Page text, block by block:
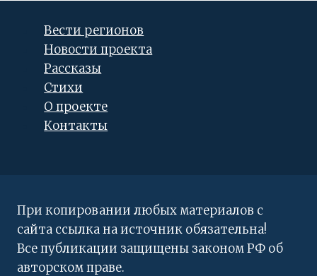
Вести регионов
Новости проекта
Рассказы
Стихи
О проекте
Контакты
При копировании любых материалов с
сайта ссылка на источник обязательна!
Все публикации защищены законом РФ об
авторском праве.